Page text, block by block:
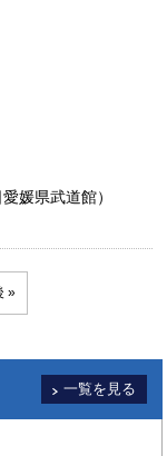
媛県武道館）
»
一覧を見る